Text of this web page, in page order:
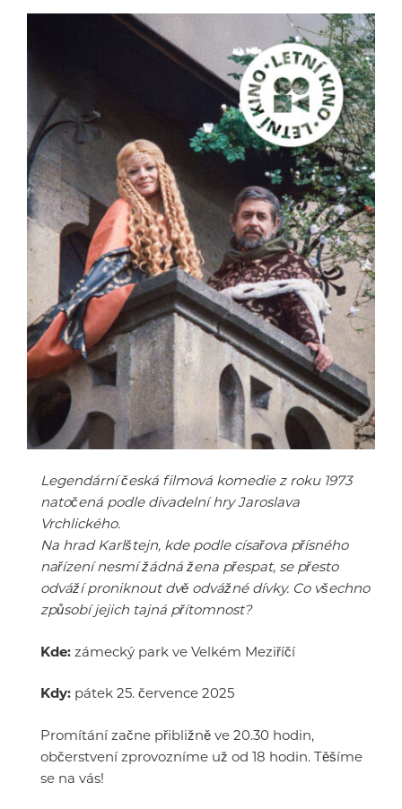
Legendární česká filmová komedie z roku 1973
natočená podle divadelní hry Jaroslava
Vrchlického.
Na hrad Karlštejn, kde podle císařova přísného
nařízení nesmí žádná žena přespat, se přesto
odváží proniknout dvě odvážné dívky. Co všechno
způsobí jejich tajná přítomnost?
Kde: zámecký park ve Velkém Meziříčí
Kdy: pátek 25. července 2025
Promítání začne přibližně ve 20.30 hodin,
občerstvení zprovozníme už od 18 hodin. Těšíme
se na vás!